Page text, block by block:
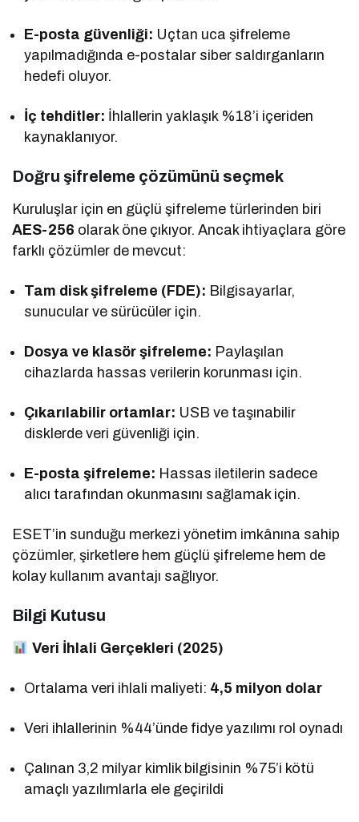
E-posta güvenliği: Uçtan uca şifreleme
yapılmadığında e-postalar siber saldırganların
hedefi oluyor.
İç tehditler: İhlallerin yaklaşık %18’i içeriden
kaynaklanıyor.
Doğru şifreleme çözümünü seçmek
Kuruluşlar için en güçlü şifreleme türlerinden biri
AES-256 olarak öne çıkıyor. Ancak ihtiyaçlara göre
farklı çözümler de mevcut:
Tam disk şifreleme (FDE): Bilgisayarlar,
sunucular ve sürücüler için.
Dosya ve klasör şifreleme: Paylaşılan
cihazlarda hassas verilerin korunması için.
Çıkarılabilir ortamlar: USB ve taşınabilir
disklerde veri güvenliği için.
E-posta şifreleme: Hassas iletilerin sadece
alıcı tarafından okunmasını sağlamak için.
ESET’in sunduğu merkezi yönetim imkânına sahip
çözümler, şirketlere hem güçlü şifreleme hem de
kolay kullanım avantajı sağlıyor.
Bilgi Kutusu
Veri İhlali Gerçekleri (2025)
Ortalama veri ihlali maliyeti: 4,5 milyon dolar
Veri ihlallerinin %44’ünde fidye yazılımı rol oynadı
Çalınan 3,2 milyar kimlik bilgisinin %75’i kötü
amaçlı yazılımlarla ele geçirildi